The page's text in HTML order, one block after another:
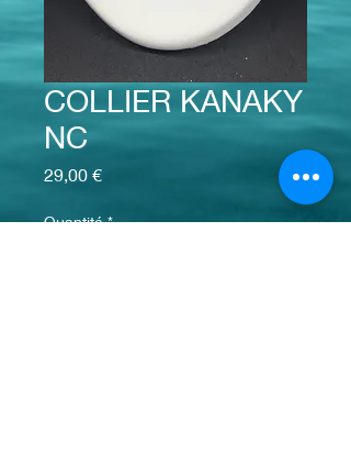
COLLIER KANAKY
NC
29,00 €Prix
Quantité *